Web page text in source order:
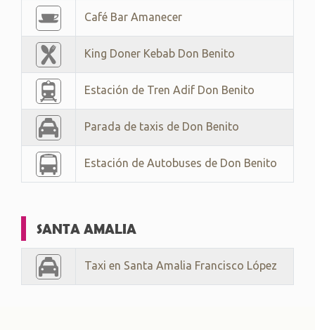
Café Bar Amanecer
King Doner Kebab Don Benito
Estación de Tren Adif Don Benito
Parada de taxis de Don Benito
Estación de Autobuses de Don Benito
SANTA AMALIA
Taxi en Santa Amalia Francisco López